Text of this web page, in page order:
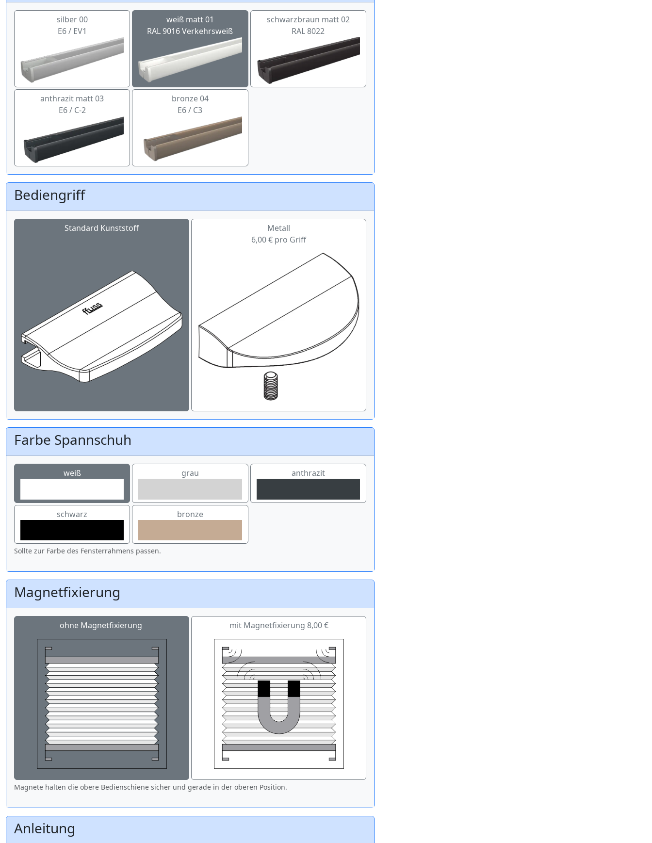
silber 00
E6 / EV1
weiß matt 01
RAL 9016 Verkehrsweiß
schwarzbraun matt 02
RAL 8022
anthrazit matt 03
E6 / C-2
bronze 04
E6 / C3
Bediengriff
Standard Kunststoff
Metall
6,00 € pro Griff
Farbe Spannschuh
weiß grau anthrazit
schwarz bronze
Sollte zur Farbe des Fensterrahmens passen.
Magnetfixierung
ohne Magnetfixierung mit Magnetfixierung 8,00 €
Magnete halten die obere Bedienschiene sicher und gerade in der oberen Position.
Anleitung